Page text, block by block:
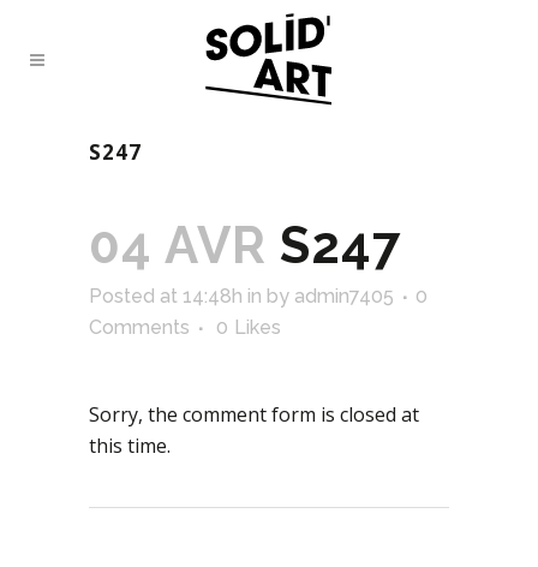
S247
04 AVR S247
Posted at 14:48h in by admin7405
0
Comments
0 Likes
Sorry, the comment form is closed at
this time.